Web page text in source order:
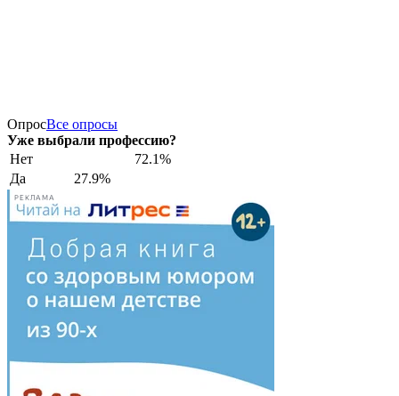
ОпросВсе опросы
Уже выбрали профессию?
Нет
72.1%
Да
27.9%
РЕКЛАМА